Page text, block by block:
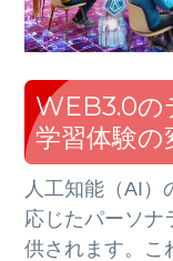
WEB3.0の
学習体験の
人工知能（AI）
応じたパーソナ
供されます。こ